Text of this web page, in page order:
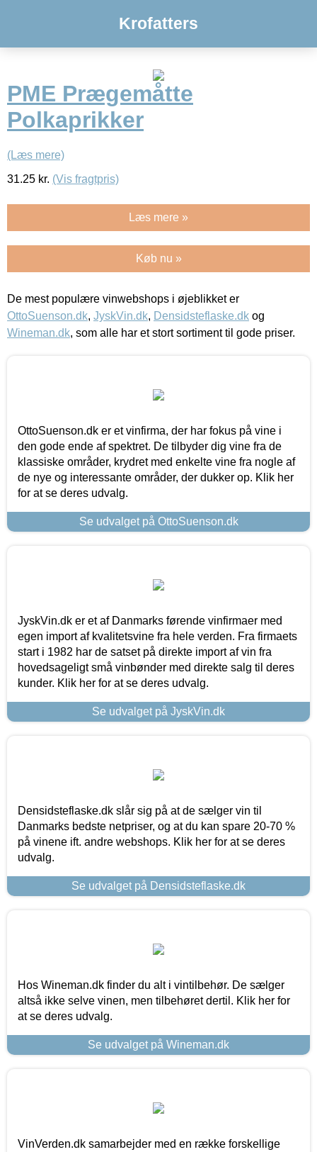
Krofatters
PME Prægemåtte
Polkaprikker
(Læs mere)
31.25 kr. (Vis fragtpris)
Læs mere »
Køb nu »
De mest populære vinwebshops i øjeblikket er
OttoSuenson.dk, JyskVin.dk, Densidsteflaske.dk og
Wineman.dk, som alle har et stort sortiment til gode priser.
OttoSuenson.dk er et vinfirma, der har fokus på vine i
den gode ende af spektret. De tilbyder dig vine fra de
klassiske områder, krydret med enkelte vine fra nogle af
de nye og interessante områder, der dukker op. Klik her
for at se deres udvalg.
Se udvalget på OttoSuenson.dk
JyskVin.dk er et af Danmarks førende vinfirmaer med
egen import af kvalitetsvine fra hele verden. Fra firmaets
start i 1982 har de satset på direkte import af vin fra
hovedsageligt små vinbønder med direkte salg til deres
kunder. Klik her for at se deres udvalg.
Se udvalget på JyskVin.dk
Densidsteflaske.dk slår sig på at de sælger vin til
Danmarks bedste netpriser, og at du kan spare 20-70 %
på vinene ift. andre webshops. Klik her for at se deres
udvalg.
Se udvalget på Densidsteflaske.dk
Hos Wineman.dk finder du alt i vintilbehør. De sælger
altså ikke selve vinen, men tilbehøret dertil. Klik her for
at se deres udvalg.
Se udvalget på Wineman.dk
VinVerden.dk samarbejder med en række forskellige